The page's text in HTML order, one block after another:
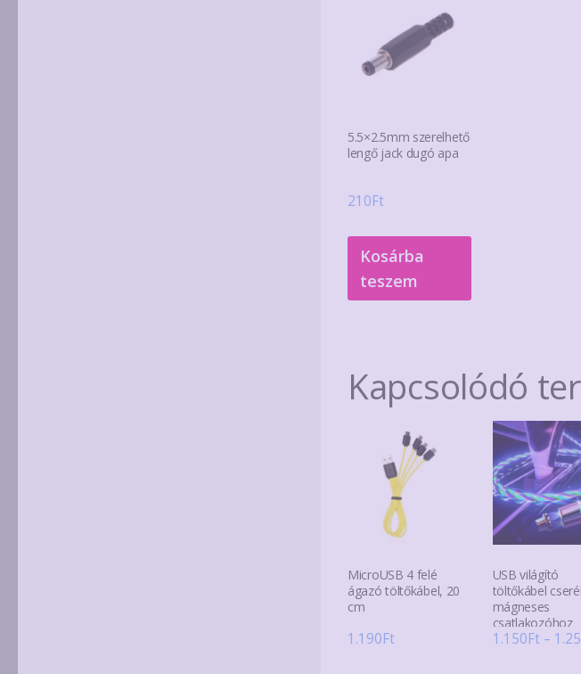
5.5×2.5mm szerelhető
lengő jack dugó apa
210Ft
Kosárba
teszem
Kapcsolódó
MicroUSB 4 felé
ágazó töltőkábel, 20
cm
1.190Ft
USB világító
töltőkábel
mágneses
csatlakozóhoz
(csatlakozó
1.150Ft –